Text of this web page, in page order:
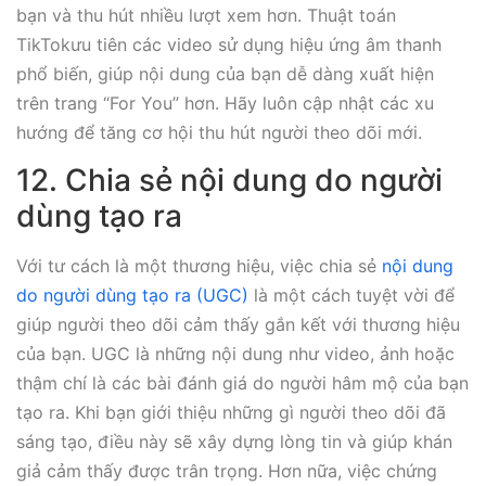
bạn và thu hút nhiều lượt xem hơn. Thuật toán
TikTokưu tiên các video sử dụng hiệu ứng âm thanh
phổ biến, giúp nội dung của bạn dễ dàng xuất hiện
trên trang “For You” hơn. Hãy luôn cập nhật các xu
hướng để tăng cơ hội thu hút người theo dõi mới.
12. Chia sẻ nội dung do người
dùng tạo ra
Với tư cách là một thương hiệu, việc chia sẻ nội dung
do người dùng tạo ra (UGC) là một cách tuyệt vời để
giúp người theo dõi cảm thấy gắn kết với thương hiệu
của bạn. UGC là những nội dung như video, ảnh hoặc
thậm chí là các bài đánh giá do người hâm mộ của bạn
tạo ra. Khi bạn giới thiệu những gì người theo dõi đã
sáng tạo, điều này sẽ xây dựng lòng tin và giúp khán
giả cảm thấy được trân trọng. Hơn nữa, việc chứng